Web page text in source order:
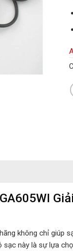
không chỉ giúp
này là sự lựa